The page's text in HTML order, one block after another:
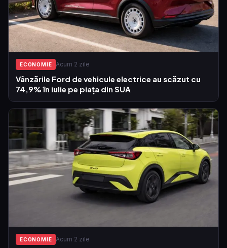
ECONOMIE Acum 2 zile
Vânzările Ford de vehicule electrice au scăzut cu
74,9% în iulie pe piața din SUA
ECONOMIE Acum 2 zile